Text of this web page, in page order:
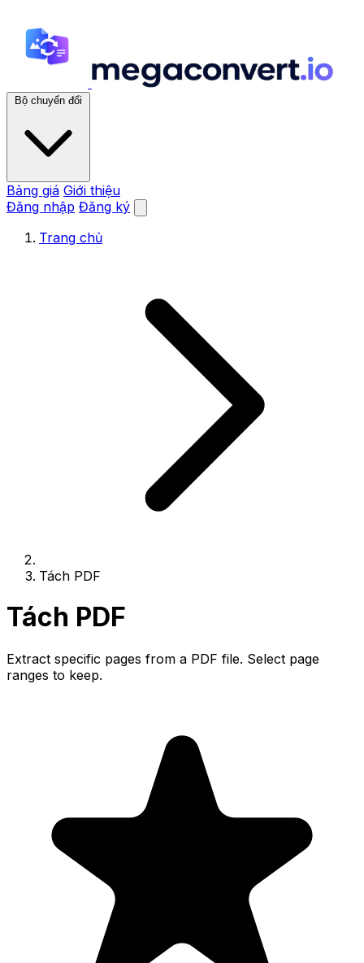
Bộ chuyển đổi
Bảng giá Giới thiệu
Đăng nhập Đăng ký
Trang chủ
Tách PDF
Tách PDF
Extract specific pages from a PDF file. Select page
ranges to keep.